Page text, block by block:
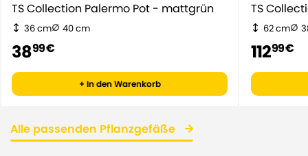
TS Collection Palermo Pot - mattgrün
36 cm 40 cm
3899 €
+ In den Warenkorb
TS
62 cm
11299 €
Alle passenden Pflanzgefäße